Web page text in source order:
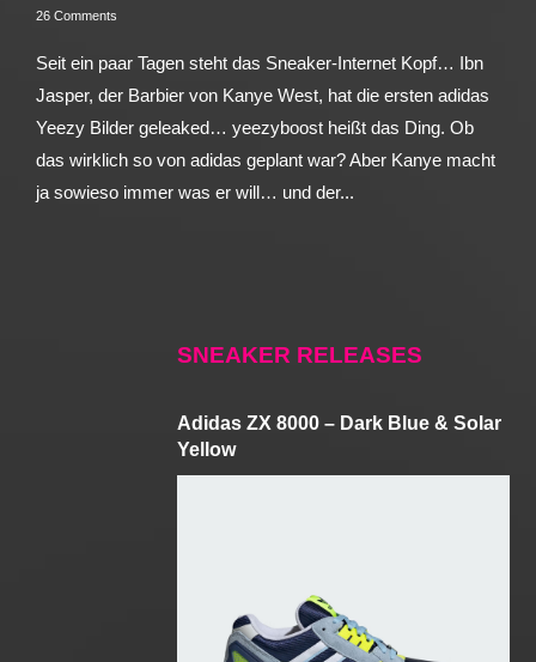
26 Comments
Seit ein paar Tagen steht das Sneaker-Internet Kopf… Ibn
Jasper, der Barbier von Kanye West, hat die ersten adidas
Yeezy Bilder geleaked… yeezyboost heißt das Ding. Ob
das wirklich so von adidas geplant war? Aber Kanye macht
ja sowieso immer was er will… und der...
SNEAKER RELEASES
Adidas ZX 8000 – Dark Blue & Solar
Yellow